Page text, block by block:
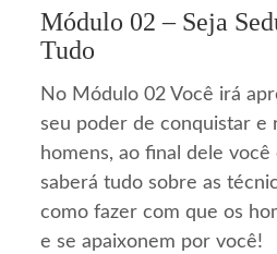
Módulo 02 – Seja
Tudo
No Módulo 02 Você irá
seu poder de conquistar e
homens, ao final dele
saberá tudo sobre as
como fazer com que os
e se apaixonem por você!